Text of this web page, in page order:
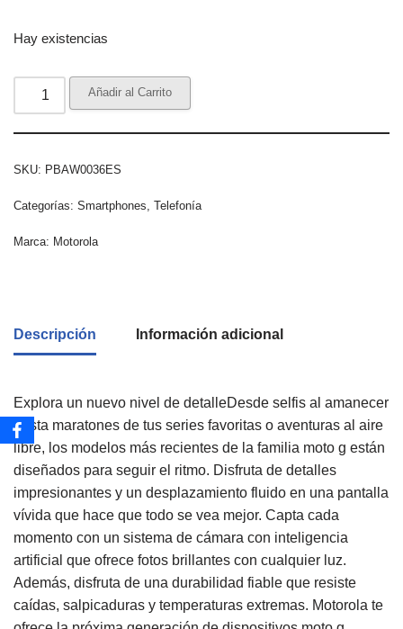
Hay existencias
Añadir al Carrito
SKU: PBAW0036ES
Categorías: Smartphones, Telefonía
Marca: Motorola
Descripción Información adicional
Explora un nuevo nivel de detalleDesde selfis al amanecer
hasta maratones de tus series favoritas o aventuras al aire
libre, los modelos más recientes de la familia moto g están
diseñados para seguir el ritmo. Disfruta de detalles
impresionantes y un desplazamiento fluido en una pantalla
vívida que hace que todo se vea mejor. Capta cada
momento con un sistema de cámara con inteligencia
artificial que ofrece fotos brillantes con cualquier luz.
Además, disfruta de una durabilidad fiable que resiste
caídas, salpicaduras y temperaturas extremas. Motorola te